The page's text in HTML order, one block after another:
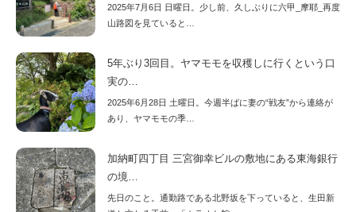
2025年7月6日 日曜日。少し前、久しぶりに六甲_摩耶_再度
山路図を見ていると…
5年ぶり3回目。ヤマモモを収穫しに行くという口
実の…
2025年6月28日 土曜日。今週半ばに妻の“戦友”から連絡が
あり、ヤマモモの季…
加納町四丁目 三宮御幸ビルの敷地にある東海銀行
の境…
先日のこと。通勤路である北野坂を下っていると、生田新